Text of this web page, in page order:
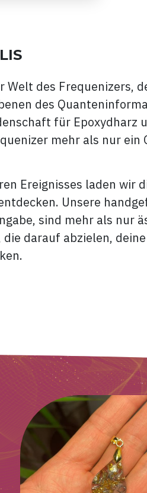
des Frequenizers,
des
für Epoxydharz
mehr als nur ein
Ereignisses laden wir
Unsere
sind mehr als nur
darauf abzielen,